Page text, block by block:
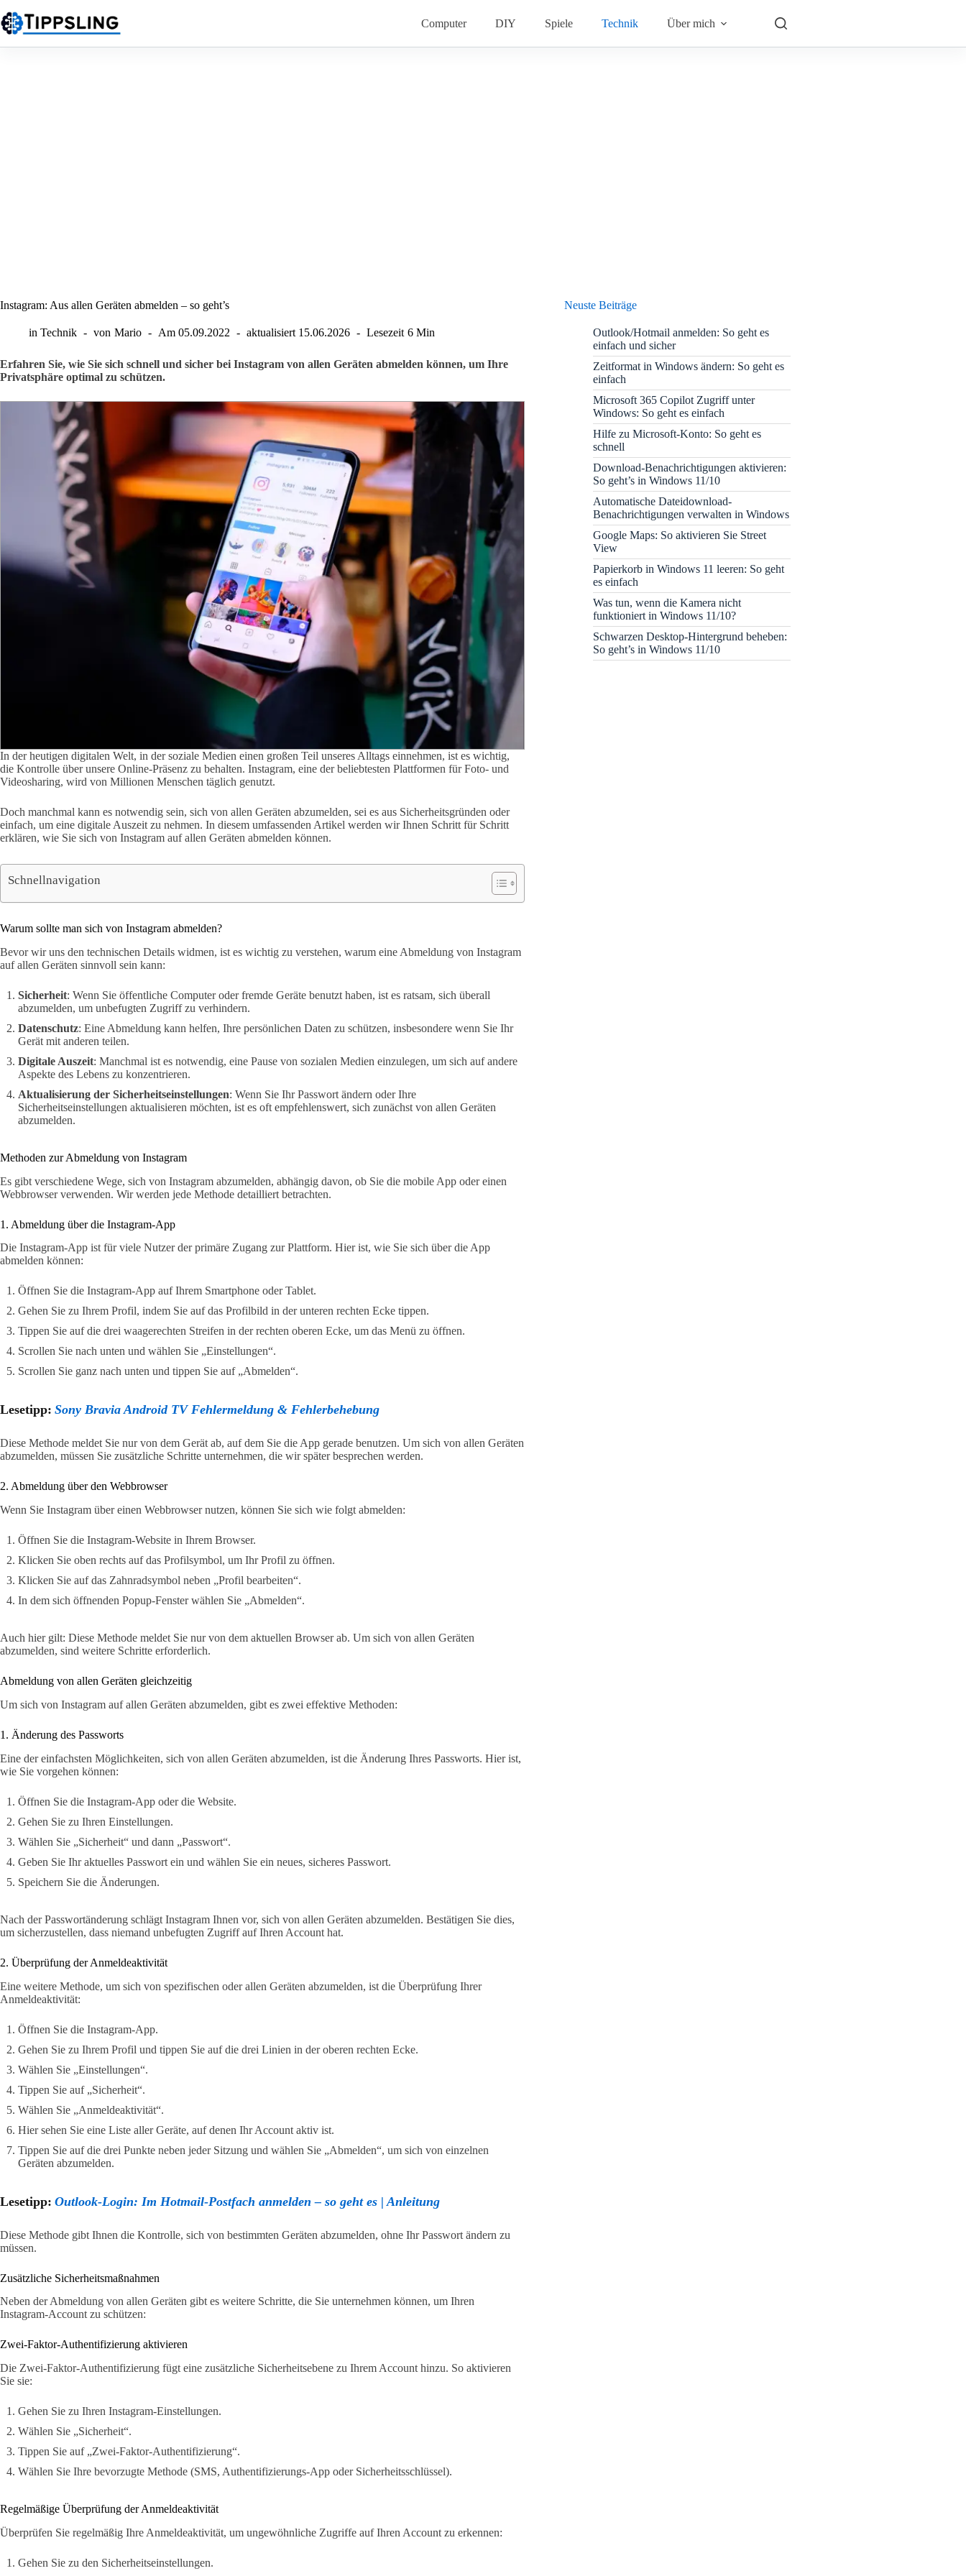
Inhalt
springen
Computer DIY Spiele Technik Über mich
Instagram: Aus allen Geräten abmelden – so geht’s
in Technik von Mario Am 05.09.2022 aktualisiert 15.06.2026 Lesezeit 6 Min
Erfahren Sie, wie Sie sich schnell und sicher bei Instagram von allen Geräten abmelden können, um Ihre
Privatsphäre optimal zu schützen.
In der heutigen digitalen Welt, in der soziale Medien einen großen Teil unseres Alltags einnehmen, ist es wichtig,
die Kontrolle über unsere Online-Präsenz zu behalten. Instagram, eine der beliebtesten Plattformen für Foto- und
Videosharing, wird von Millionen Menschen täglich genutzt.
Doch manchmal kann es notwendig sein, sich von allen Geräten abzumelden, sei es aus Sicherheitsgründen oder
einfach, um eine digitale Auszeit zu nehmen. In diesem umfassenden Artikel werden wir Ihnen Schritt für Schritt
erklären, wie Sie sich von Instagram auf allen Geräten abmelden können.
Schnellnavigation
Warum sollte man sich von Instagram abmelden?
Bevor wir uns den technischen Details widmen, ist es wichtig zu verstehen, warum eine Abmeldung von Instagram
auf allen Geräten sinnvoll sein kann:
Sicherheit: Wenn Sie öffentliche Computer oder fremde Geräte benutzt haben, ist es ratsam, sich überall
abzumelden, um unbefugten Zugriff zu verhindern.
Datenschutz: Eine Abmeldung kann helfen, Ihre persönlichen Daten zu schützen, insbesondere wenn Sie Ihr
Gerät mit anderen teilen.
Digitale Auszeit: Manchmal ist es notwendig, eine Pause von sozialen Medien einzulegen, um sich auf andere
Aspekte des Lebens zu konzentrieren.
Aktualisierung der Sicherheitseinstellungen: Wenn Sie Ihr Passwort ändern oder Ihre
Sicherheitseinstellungen aktualisieren möchten, ist es oft empfehlenswert, sich zunächst von allen Geräten
abzumelden.
Methoden zur Abmeldung von Instagram
Es gibt verschiedene Wege, sich von Instagram abzumelden, abhängig davon, ob Sie die mobile App oder einen
Webbrowser verwenden. Wir werden jede Methode detailliert betrachten.
1. Abmeldung über die Instagram-App
Die Instagram-App ist für viele Nutzer der primäre Zugang zur Plattform. Hier ist, wie Sie sich über die App
abmelden können:
Öffnen Sie die Instagram-App auf Ihrem Smartphone oder Tablet.
Gehen Sie zu Ihrem Profil, indem Sie auf das Profilbild in der unteren rechten Ecke tippen.
Tippen Sie auf die drei waagerechten Streifen in der rechten oberen Ecke, um das Menü zu öffnen.
Scrollen Sie nach unten und wählen Sie „Einstellungen“.
Scrollen Sie ganz nach unten und tippen Sie auf „Abmelden“.
Lesetipp: Sony Bravia Android TV Fehlermeldung & Fehlerbehebung
Diese Methode meldet Sie nur von dem Gerät ab, auf dem Sie die App gerade benutzen. Um sich von allen Geräten
abzumelden, müssen Sie zusätzliche Schritte unternehmen, die wir später besprechen werden.
2. Abmeldung über den Webbrowser
Wenn Sie Instagram über einen Webbrowser nutzen, können Sie sich wie folgt abmelden:
Öffnen Sie die Instagram-Website in Ihrem Browser.
Klicken Sie oben rechts auf das Profilsymbol, um Ihr Profil zu öffnen.
Klicken Sie auf das Zahnradsymbol neben „Profil bearbeiten“.
In dem sich öffnenden Popup-Fenster wählen Sie „Abmelden“.
Auch hier gilt: Diese Methode meldet Sie nur von dem aktuellen Browser ab. Um sich von allen Geräten
abzumelden, sind weitere Schritte erforderlich.
Abmeldung von allen Geräten gleichzeitig
Um sich von Instagram auf allen Geräten abzumelden, gibt es zwei effektive Methoden:
1. Änderung des Passworts
Eine der einfachsten Möglichkeiten, sich von allen Geräten abzumelden, ist die Änderung Ihres Passworts. Hier ist,
wie Sie vorgehen können:
Öffnen Sie die Instagram-App oder die Website.
Gehen Sie zu Ihren Einstellungen.
Wählen Sie „Sicherheit“ und dann „Passwort“.
Geben Sie Ihr aktuelles Passwort ein und wählen Sie ein neues, sicheres Passwort.
Speichern Sie die Änderungen.
Nach der Passwortänderung schlägt Instagram Ihnen vor, sich von allen Geräten abzumelden. Bestätigen Sie dies,
um sicherzustellen, dass niemand unbefugten Zugriff auf Ihren Account hat.
2. Überprüfung der Anmeldeaktivität
Eine weitere Methode, um sich von spezifischen oder allen Geräten abzumelden, ist die Überprüfung Ihrer
Anmeldeaktivität:
Öffnen Sie die Instagram-App.
Gehen Sie zu Ihrem Profil und tippen Sie auf die drei Linien in der oberen rechten Ecke.
Wählen Sie „Einstellungen“.
Tippen Sie auf „Sicherheit“.
Wählen Sie „Anmeldeaktivität“.
Hier sehen Sie eine Liste aller Geräte, auf denen Ihr Account aktiv ist.
Tippen Sie auf die drei Punkte neben jeder Sitzung und wählen Sie „Abmelden“, um sich von einzelnen
Geräten abzumelden.
Lesetipp: Outlook-Login: Im Hotmail-Postfach anmelden – so geht es | Anleitung
Diese Methode gibt Ihnen die Kontrolle, sich von bestimmten Geräten abzumelden, ohne Ihr Passwort ändern zu
müssen.
Zusätzliche Sicherheitsmaßnahmen
Neben der Abmeldung von allen Geräten gibt es weitere Schritte, die Sie unternehmen können, um Ihren
Instagram-Account zu schützen:
Zwei-Faktor-Authentifizierung aktivieren
Die Zwei-Faktor-Authentifizierung fügt eine zusätzliche Sicherheitsebene zu Ihrem Account hinzu. So aktivieren
Sie sie:
Gehen Sie zu Ihren Instagram-Einstellungen.
Wählen Sie „Sicherheit“.
Tippen Sie auf „Zwei-Faktor-Authentifizierung“.
Wählen Sie Ihre bevorzugte Methode (SMS, Authentifizierungs-App oder Sicherheitsschlüssel).
Regelmäßige Überprüfung der Anmeldeaktivität
Überprüfen Sie regelmäßig Ihre Anmeldeaktivität, um ungewöhnliche Zugriffe auf Ihren Account zu erkennen:
Gehen Sie zu den Sicherheitseinstellungen.
Neuste Beiträge
Outlook/Hotmail anmelden: So geht es
einfach und sicher
Zeitformat in Windows ändern: So geht es
einfach
Microsoft 365 Copilot Zugriff unter
Windows: So geht es einfach
Hilfe zu Microsoft-Konto: So geht es
schnell
Download-Benachrichtigungen aktivieren:
So geht’s in Windows 11/10
Automatische Dateidownload-
Benachrichtigungen verwalten in Windows
Google Maps: So aktivieren Sie Street
View
Papierkorb in Windows 11 leeren: So geht
es einfach
Was tun, wenn die Kamera nicht
funktioniert in Windows 11/10?
Schwarzen Desktop-Hintergrund beheben:
So geht’s in Windows 11/10